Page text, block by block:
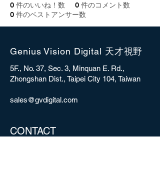
0 件のいいね！数 0 件のコメント数
0 件のベストアンサー数
Genius Vision Digital 天才視野
5F., No. 37, Sec. 3, Minquan E. Rd.,
Zhongshan Dist., Taipei City 104, Taiwan
sales@gvdigital.com
CONTACT